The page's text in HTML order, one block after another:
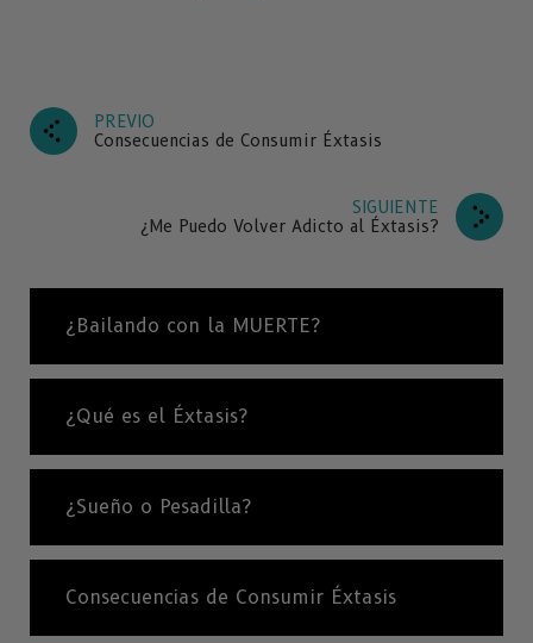
PREVIO
Consecuencias de Consumir Éxtasis
SIGUIENTE
¿Me Puedo Volver Adicto al Éxtasis?
¿Bailando con la MUERTE?
¿Qué es el Éxtasis?
¿Sueño o Pesadilla?
Consecuencias de Consumir Éxtasis